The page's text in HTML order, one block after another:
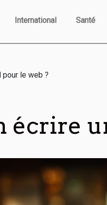
International Santé
pour le web ?
écrire